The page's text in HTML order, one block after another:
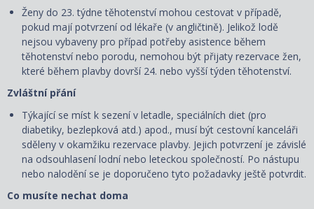
Ženy do 23. týdne těhotenství mohou cestovat v případě,
pokud mají potvrzení od lékaře (v angličtině). Jelikož lodě
nejsou vybaveny pro případ potřeby asistence během
těhotenství nebo porodu, nemohou být přijaty rezervace žen,
které během plavby dovrší 24. nebo vyšší týden těhotenství.
Zvláštní přání
Týkající se míst k sezení v letadle, speciálních diet (pro
diabetiky, bezlepková atd.) apod., musí být cestovní kanceláři
sděleny v okamžiku rezervace plavby. Jejich potvrzení je závislé
na odsouhlasení lodní nebo leteckou společností. Po nástupu
nebo nalodění se je doporučeno tyto požadavky ještě potvrdit.
Co musíte nechat doma